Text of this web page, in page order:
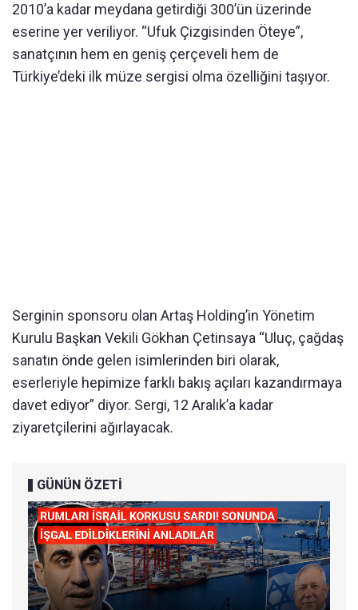
2010’a kadar meydana getirdiği 300’ün üzerinde
eserine yer veriliyor. “Ufuk Çizgisinden Öteye”,
sanatçının hem en geniş çerçeveli hem de
Türkiye’deki ilk müze sergisi olma özelliğini taşıyor.
Serginin sponsoru olan Artaş Holding’in Yönetim
Kurulu Başkan Vekili Gökhan Çetinsaya “Uluç, çağdaş
sanatın önde gelen isimlerinden biri olarak,
eserleriyle hepimize farklı bakış açıları kazandırmaya
davet ediyor” diyor. Sergi, 12 Aralık’a kadar
ziyaretçilerini ağırlayacak.
GÜNÜN ÖZETİ